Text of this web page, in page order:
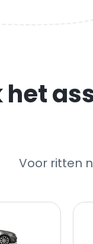
het
Voor ritten